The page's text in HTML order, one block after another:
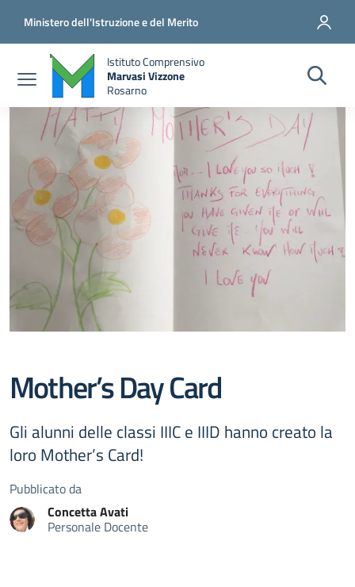
Ministero dell'Istruzione e del Merito
Istituto Comprensivo
Marvasi Vizzone
Rosarno
Mother’s Day Card
Gli alunni delle classi IIIC e IIID hanno creato la
loro Mother’s Card!
Pubblicato da
ConcettaAvati
Personale Docente